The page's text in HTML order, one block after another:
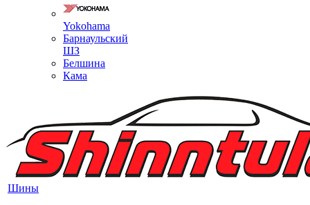
Yokohama
Барнаульский
ШЗ
Белшина
Кама
Шины